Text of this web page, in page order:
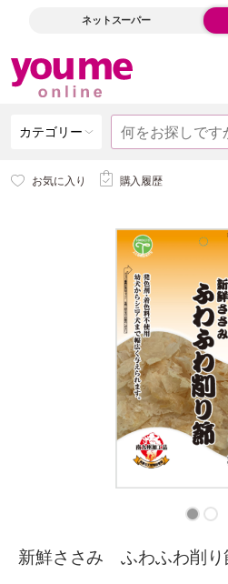
ネットスーパー
カテゴリー
お気に入り 購入履歴
新鮮ささみ ふわふわ削り